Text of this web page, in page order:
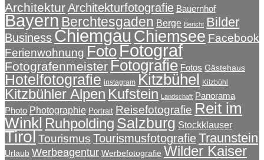
ArchitekturArchitekturfotografie Bauernhof
Bayern Berchtesgaden Berge Bericht Bilder
Business Chiemgau Chiemsee Facebook
Ferienwohnung Foto Fotograf
Fotografenmeister Fotografie Fotos Gästehaus
Hotelfotografie instagram Kitzbühel Kitzbühl
Kitzbühler Alpen Kufstein Landschaft Panorama
Photo Photographie Portrait Reisefotografie Reit im
Winkl Ruhpolding Salzburg Stockklauser
Tirol Tourismus TourismusfotografieTraunstein
Urlaub Werbeagentur Werbefotografie Wilder Kaiser